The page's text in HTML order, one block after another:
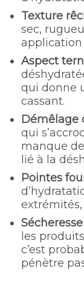
Texture
sec,
Aspect
qui donne
cassant.
Démêlage
qui
manque
lié à la
Pointes
les
c’est
pénètre